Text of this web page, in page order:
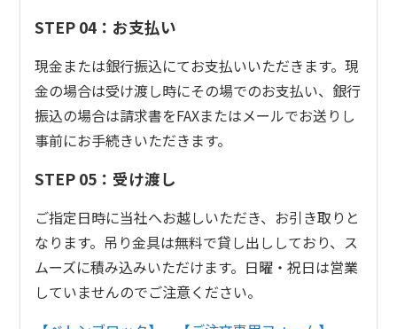
STEP 04：お支払い
現金または銀行振込にてお支払いいただきます。現
金の場合は受け渡し時にその場でのお支払い、銀行
振込の場合は請求書をFAXまたはメールでお送りし
事前にお手続きいただきます。
STEP 05：受け渡し
ご指定日時に当社へお越しいただき、お引き取りと
なります。吊り金具は無料で貸し出ししており、ス
ムーズに積み込みいただけます。日曜・祝日は営業
していませんのでご注意ください。